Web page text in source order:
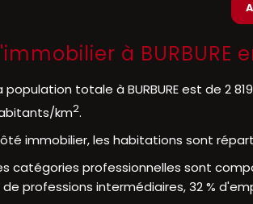
à
population totale à BURBURE est de 2
km2.
immobilier, les habitations sont
catégories professionnelles sont
de professions intermédiaires, 32 %